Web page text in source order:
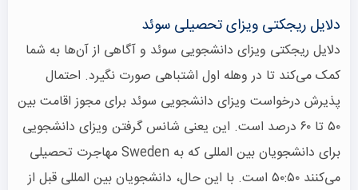
دلایل ریجکتی ویزای تحصیلی سوئد
دلایل ریجکتی ویزای دانشجویی سوئد و آگاهی از آن‌ها به شما
کمک می‌کند تا در وهله اول اشتباهی صورت نگیرد. احتمال
پذیرش درخواست ویزای دانشجویی سوئد برای مجوز اقامت بین
۵۰ تا ۶۰ درصد است. این یعنی شانس گرفتن ویزای دانشجویی
برای دانشجویان بین المللی که به Sweden مهاجرت تحصیلی
می‌کنند ۵۰:۵۰ است. با این حال، دانشجویان بین المللی قبل از